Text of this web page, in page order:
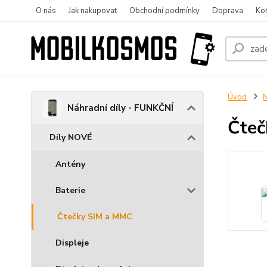
O nás Jak nakupovat Obchodní podmínky Doprava
Náhradní díly - FUNKČNÍ
Díly NOVÉ
Antény
Baterie
Čtečky SIM a MMC
Displeje
Úvod